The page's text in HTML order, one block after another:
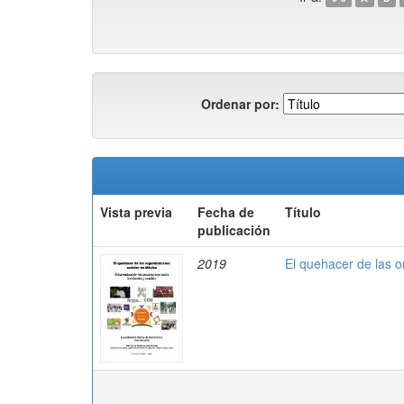
Ordenar por:
Vista previa
Fecha de
publicación
Título
2019 El quehacer de las